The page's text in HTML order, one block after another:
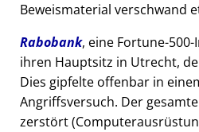
Beweismaterial verschwand
Rabobank, eine Fortune-
ihren Hauptsitz in Utrecht,
Dies gipfelte offenbar in
Angriffsversuch. Der
zerstört